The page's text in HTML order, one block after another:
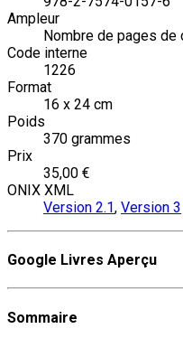
Ampleur
Nombre de pages de
Code interne
1226
Format
16 x 24 cm
Poids
370 grammes
Prix
35,00 €
ONIX XML
Version 2.1, Version 3
Google Livres Aperçu
Sommaire